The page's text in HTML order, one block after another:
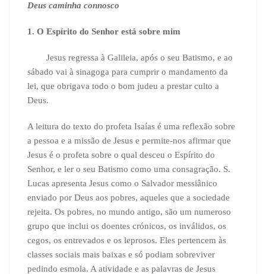
Deus caminha connosco
1. O Espírito do Senhor está sobre mim
Jesus regressa à Galileia, após o seu Batismo, e ao
sábado vai à sinagoga para cumprir o mandamento da
lei, que obrigava todo o bom judeu a prestar culto a
Deus.
A leitura do texto do profeta Isaías é uma reflexão sobre
a pessoa e a missão de Jesus e permite-nos afirmar que
Jesus é o profeta sobre o qual desceu o Espírito do
Senhor, e ler o seu Batismo como uma consagração. S.
Lucas apresenta Jesus como o Salvador messiânico
enviado por Deus aos pobres, aqueles que a sociedade
rejeita. Os pobres, no mundo antigo, são um numeroso
grupo que inclui os doentes crónicos, os inválidos, os
cegos, os entrevados e os leprosos. Eles pertencem às
classes sociais mais baixas e só podiam sobreviver
pedindo esmola. A atividade e as palavras de Jesus